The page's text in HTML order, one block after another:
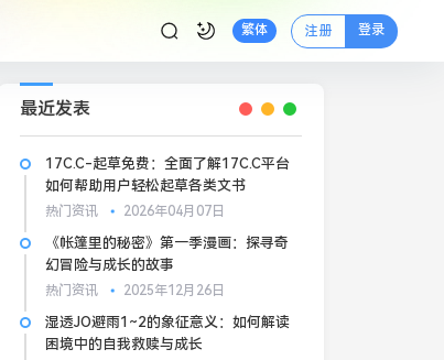
繁体 注册 登录
最近发表
17C.C-起草免费：全面了解17C.C平台
如何帮助用户轻松起草各类文书
热门资讯 2026年04月07日
《帐篷里的秘密》第一季漫画：探寻奇
幻冒险与成长的故事
热门资讯 2025年12月26日
湿透JO避雨1~2的象征意义：如何解读
困境中的自我救赎与成长